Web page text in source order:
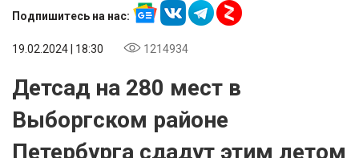
Подпишитесь на нас:
19.02.2024 | 18:30 1214934
Детсад на 280 мест в
Выборгском районе
Петербурга сдадут этим летом